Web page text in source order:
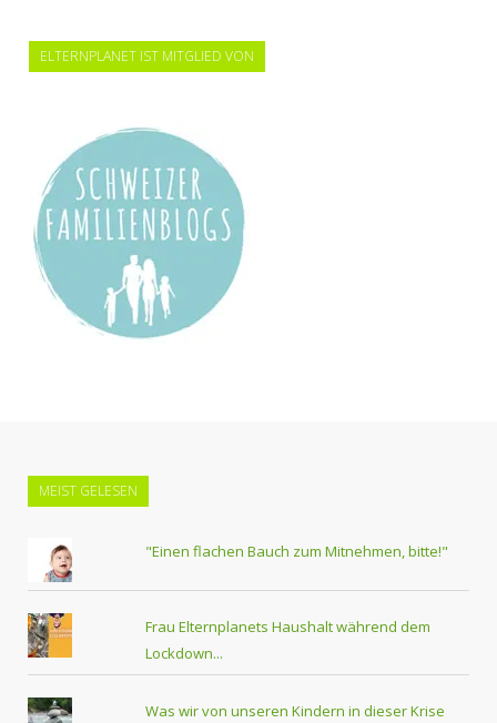
ELTERNPLANET IST MITGLIED VON
MEIST GELESEN
"Einen flachen Bauch zum Mitnehmen, bitte!"
Frau Elternplanets Haushalt während dem
Lockdown...
Was wir von unseren Kindern in dieser Krise